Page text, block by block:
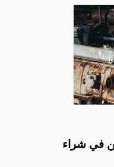
في شراء